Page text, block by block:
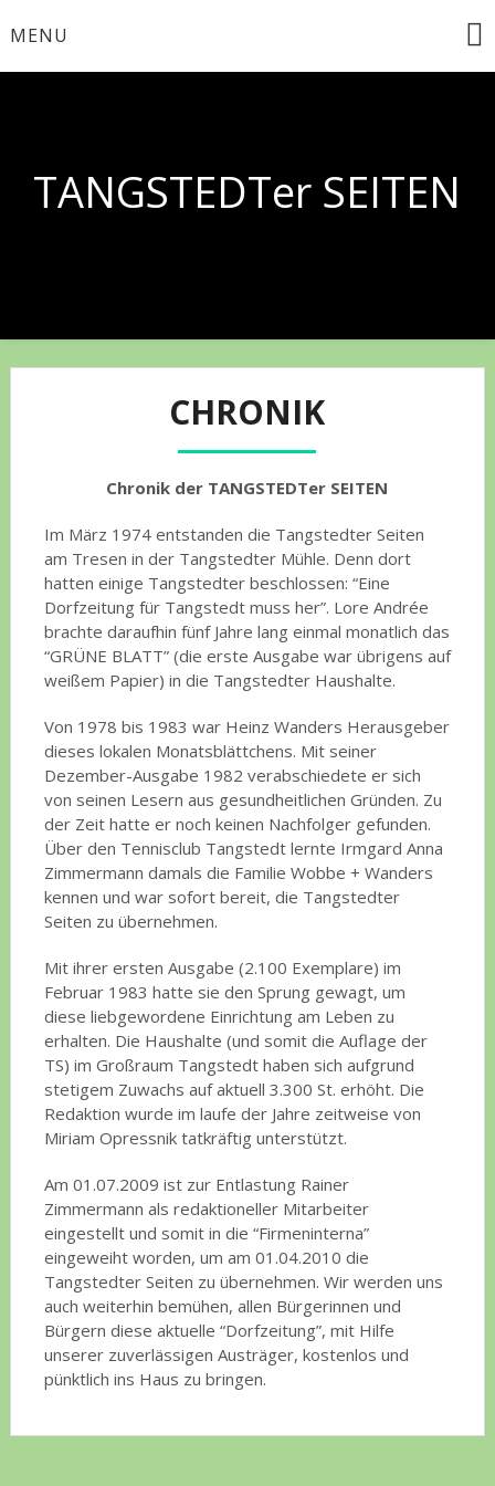
toMENU
TANGSTEDTer SEITEN
CHRONIK
Chronik der TANGSTEDTer SEITEN
Im März 1974 entstanden die Tangstedter Seiten
am Tresen in der Tangstedter Mühle. Denn dort
hatten einige Tangstedter beschlossen: “Eine
Dorfzeitung für Tangstedt muss her”. Lore Andrée
brachte daraufhin fünf Jahre lang einmal monatlich das
“GRÜNE BLATT” (die erste Ausgabe war übrigens auf
weißem Papier) in die Tangstedter Haushalte.
Von 1978 bis 1983 war Heinz Wanders Herausgeber
dieses lokalen Monatsblättchens. Mit seiner
Dezember-Ausgabe 1982 verabschiedete er sich
von seinen Lesern aus gesundheitlichen Gründen. Zu
der Zeit hatte er noch keinen Nachfolger gefunden.
Über den Tennisclub Tangstedt lernte Irmgard Anna
Zimmermann damals die Familie Wobbe + Wanders
kennen und war sofort bereit, die Tangstedter
Seiten zu übernehmen.
Mit ihrer ersten Ausgabe (2.100 Exemplare) im
Februar 1983 hatte sie den Sprung gewagt, um
diese liebgewordene Einrichtung am Leben zu
erhalten. Die Haushalte (und somit die Auflage der
TS) im Großraum Tangstedt haben sich aufgrund
stetigem Zuwachs auf aktuell 3.300 St. erhöht. Die
Redaktion wurde im laufe der Jahre zeitweise von
Miriam Opressnik tatkräftig unterstützt.
Am 01.07.2009 ist zur Entlastung Rainer
Zimmermann als redaktioneller Mitarbeiter
eingestellt und somit in die “Firmeninterna”
eingeweiht worden, um am 01.04.2010 die
Tangstedter Seiten zu übernehmen. Wir werden uns
auch weiterhin bemühen, allen Bürgerinnen und
Bürgern diese aktuelle “Dorfzeitung”, mit Hilfe
unserer zuverlässigen Austräger, kostenlos und
pünktlich ins Haus zu bringen.